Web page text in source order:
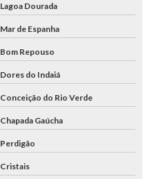
Lagoa Dourada
Mar de Espanha
Bom Repouso
Dores do Indaiá
Conceição do Rio Verde
Chapada Gaúcha
Perdigão
Cristais